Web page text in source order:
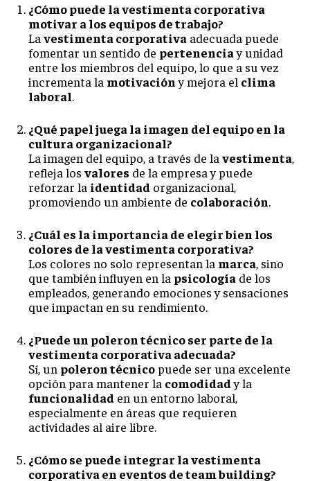
¿Cómo puede la vestimenta corporativa
motivar a los equipos de trabajo?
La vestimenta corporativa adecuada puede
fomentar un sentido de pertenenciay unidad
entre los miembros del equipo, lo que a su vez
incrementa la motivacióny mejora el clima
laboral.
¿Qué papel juega la imagen del equipo en la
cultura organizacional?
La imagen del equipo, a través de la vestimenta,
refleja los valores de la empresa y puede
reforzar la identidad organizacional,
promoviendo un ambiente de colaboración.
¿Cuál es la importancia de elegir bien los
colores de la vestimenta corporativa?
Los colores no solo representan la marca, sino
que también influyen en la psicología de los
empleados, generando emociones y sensaciones
que impactan en su rendimiento.
¿Puede un poleron técnico ser parte de la
vestimenta corporativa adecuada?
Sí, un poleron técnicopuede ser una excelente
opción para mantener la comodidady la
funcionalidad en un entorno laboral,
especialmente en áreas que requieren
actividades al aire libre.
¿Cómo se puede integrar la vestimenta
corporativa en eventos de team building?